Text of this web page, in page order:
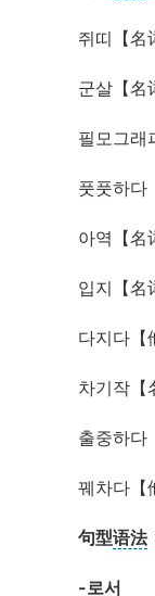
쥐띠【名
군살【名
필모그래
풋풋하다
아역【名
입지【名
다지다【
차기작【
출중하다
꿰차다【
句型语法
-로서